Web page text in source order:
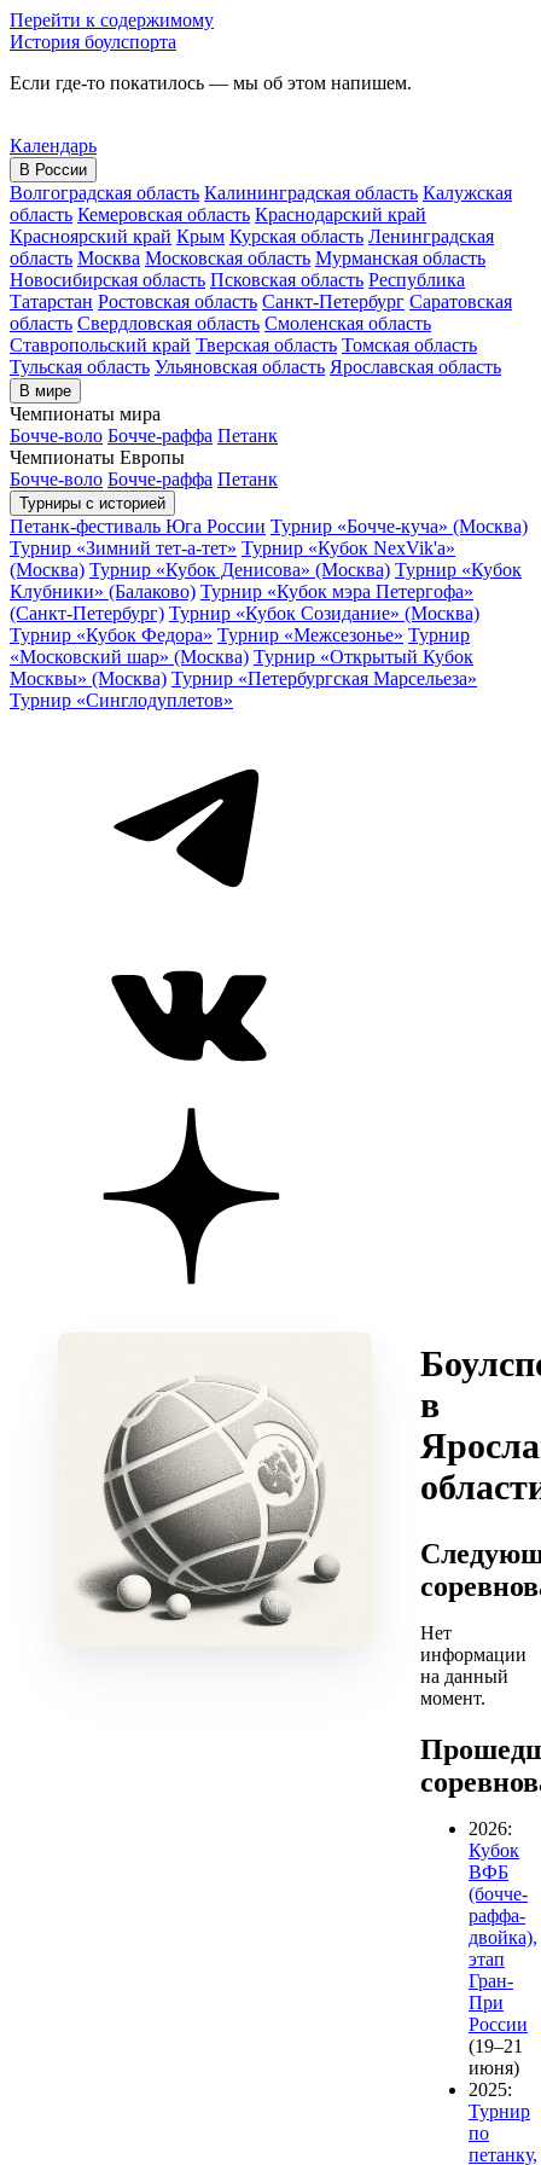
Перейти к содержимому
История боулспорта
Если где-то покатилось — мы об этом напишем.
Календарь
В России
Волгоградская область Калининградская область Калужская
область Кемеровская область Краснодарский край
Красноярский край Крым Курская область Ленинградская
область Москва Московская область Мурманская область
Новосибирская область Псковская область Республика
Татарстан Ростовская область Санкт-Петербург Саратовская
область Свердловская область Смоленская область
Ставропольский край Тверская область Томская область
Тульская область Ульяновская область Ярославская область
В мире
Чемпионаты мира
Бочче-воло Бочче-раффа Петанк
Чемпионаты Европы
Бочче-воло Бочче-раффа Петанк
Турниры с историей
Петанк-фестиваль Юга России Турнир «Бочче-куча» (Москва)
Турнир «Зимний тет-а-тет» Турнир «Кубок NexVik'a»
(Москва) Турнир «Кубок Денисова» (Москва) Турнир «Кубок
Клубники» (Балаково) Турнир «Кубок мэра Петергофа»
(Санкт-Петербург) Турнир «Кубок Созидание» (Москва)
Турнир «Кубок Федора» Турнир «Межсезонье» Турнир
«Московский шар» (Москва) Турнир «Открытый Кубок
Москвы» (Москва) Турнир «Петербургская Марсельеза»
Турнир «Синглодуплетов»
в
Нет
информации
на данный
момент.
2026:
Кубок
ВФБ
(бочче-
раффа-
двойка),
этап
Гран-
При
России
(19–21
июня)
2025:
Турнир
по
петанку,